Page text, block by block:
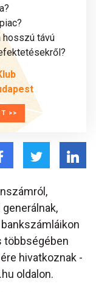
hosszú távú
>>
többségében
hivatkoznak -
oldalon.